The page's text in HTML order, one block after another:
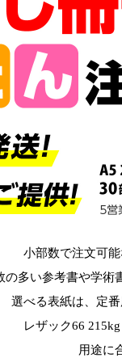
小部数で注文可
の多い参考書や学術
選べる表紙は、定
レザック66
用途に